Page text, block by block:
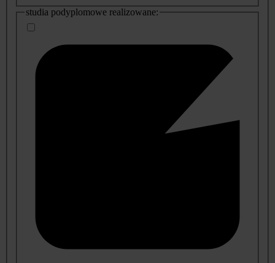
studia podyplomowe realizowane: